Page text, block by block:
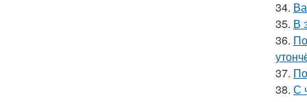
34.
35. В
36.
37.
38. С